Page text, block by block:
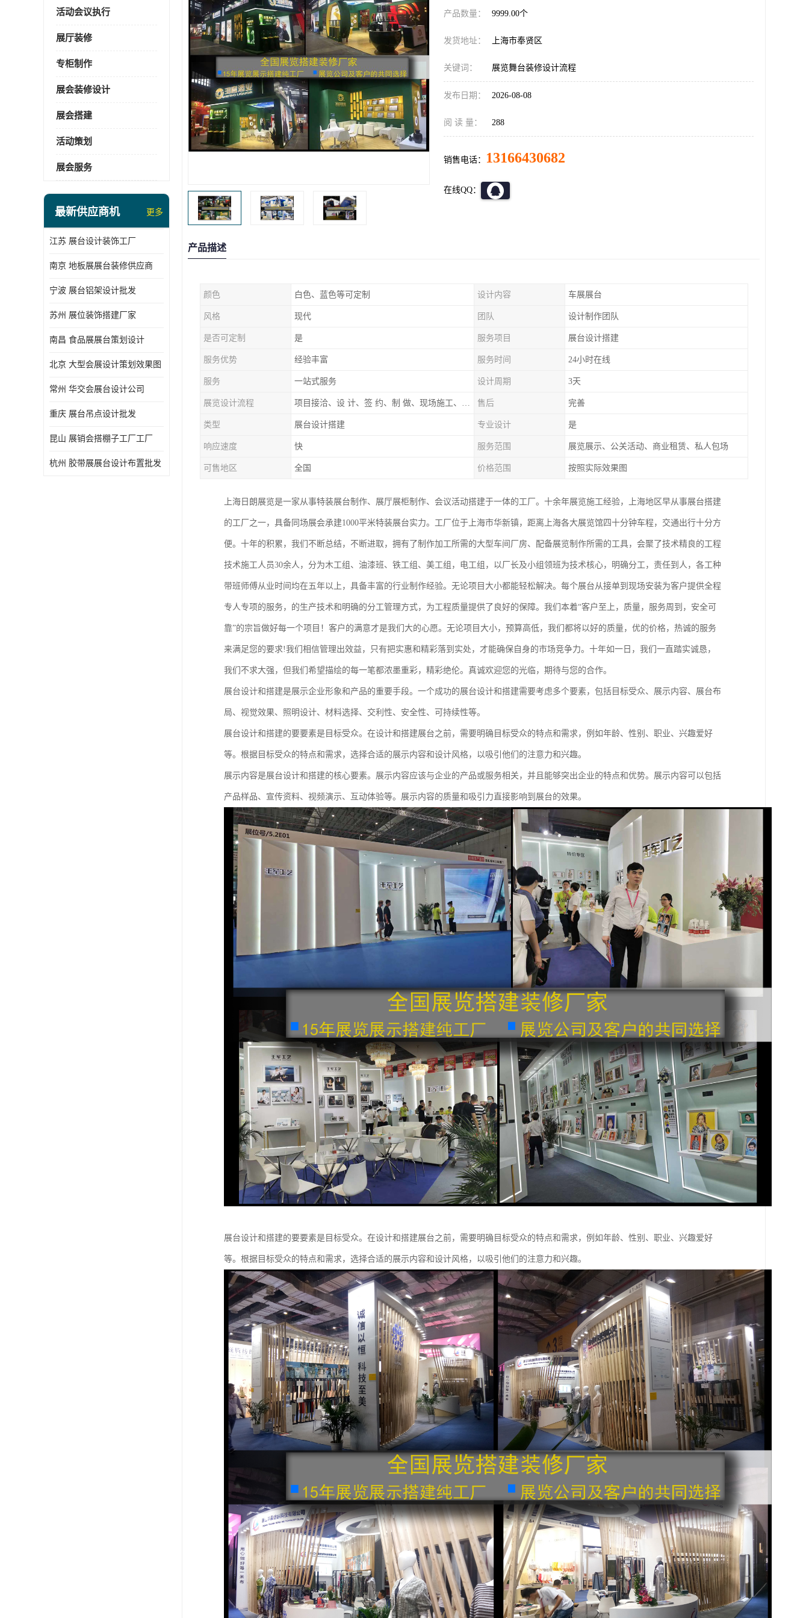
活动会议执行
展厅装修
专柜制作
展会装修设计
展会搭建
活动策划
展会服务
最新供应商机 更多
江苏 展台设计装饰工厂
南京 地板展展台装修供应商
宁波 展台铝架设计批发
苏州 展位装饰搭建厂家
南昌 食品展展台策划设计
北京 大型会展设计策划效果图
常州 华交会展台设计公司
重庆 展台吊点设计批发
昆山 展销会搭棚子工厂工厂
杭州 胶带展展台设计布置批发
产品数量： 9999.00个
发货地址： 上海市奉贤区
关键词： 展览舞台装修设计流程
发布日期： 2026-08-08
阅 读 量： 288
销售电话： 13166430682
在线QQ：
产品描述
颜色 白色、蓝色等可定制 设计内容 车展展台
风格 现代 团队 设计制作团队
是否可定制 是 服务项目 展台设计搭建
服务优势 经验丰富 服务时间 24小时在线
服务 一站式服务 设计周期 3天
展览设计流程 项目接洽、设 计、签 约、制 做、现场施工、展期服务、后续跟踪 售后 完善
类型 展台设计搭建 专业设计 是
响应速度 快 服务范围 展览展示、公关活动、商业租赁、私人包场
可售地区 全国 价格范围 按照实际效果图
上海日朗展览是一家从事特装展台制作、展厅展柜制作、会议活动搭建于一体的工厂。十余年展览施工经验，上海地区早从事展台搭建
的工厂之一，具备同场展会承建1000平米特装展台实力。工厂位于上海市华新镇，距离上海各大展览馆四十分钟车程，交通出行十分方
便。十年的积累，我们不断总结，不断进取，拥有了制作加工所需的大型车间厂房、配备展览制作所需的工具，会聚了技术精良的工程
技术施工人员30余人，分为木工组、油漆班、铁工组、美工组，电工组，以厂长及小组领班为技术核心，明确分工，责任到人，各工种
带班师傅从业时间均在五年以上，具备丰富的行业制作经验。无论项目大小都能轻松解决。每个展台从接单到现场安装为客户提供全程
专人专项的服务，的生产技术和明确的分工管理方式，为工程质量提供了良好的保障。我们本着“客户至上，质量，服务周到，安全可
靠”的宗旨做好每一个项目！客户的满意才是我们大的心愿。无论项目大小，预算高低，我们都将以好的质量，优的价格，热诚的服务
来满足您的要求!我们相信管理出效益，只有把实惠和精彩落到实处，才能确保自身的市场竞争力。十年如一日，我们一直踏实诚恳，
我们不求大强，但我们希望描绘的每一笔都浓墨重彩，精彩绝伦。真诚欢迎您的光临，期待与您的合作。
展台设计和搭建是展示企业形象和产品的重要手段。一个成功的展台设计和搭建需要考虑多个要素，包括目标受众、展示内容、展台布
局、视觉效果、照明设计、材料选择、交利性、安全性、可持续性等。
展台设计和搭建的要要素是目标受众。在设计和搭建展台之前，需要明确目标受众的特点和需求，例如年龄、性别、职业、兴趣爱好
等。根据目标受众的特点和需求，选择合适的展示内容和设计风格，以吸引他们的注意力和兴趣。
展示内容是展台设计和搭建的核心要素。展示内容应该与企业的产品或服务相关，并且能够突出企业的特点和优势。展示内容可以包括
产品样品、宣传资料、视频演示、互动体验等。展示内容的质量和吸引力直接影响到展台的效果。
展台设计和搭建的要要素是目标受众。在设计和搭建展台之前，需要明确目标受众的特点和需求，例如年龄、性别、职业、兴趣爱好
等。根据目标受众的特点和需求，选择合适的展示内容和设计风格，以吸引他们的注意力和兴趣。